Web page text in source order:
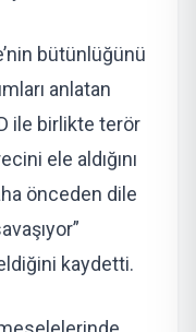
bütünlüğünü
anlatan
ile birlikte terör
ele aldığını
önceden dile
kaydetti.